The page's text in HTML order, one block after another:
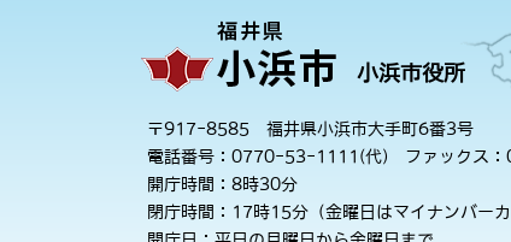
小浜市役所
〒917-8585 福井県小浜市大手町6番3号
電話番号：0770-53-1111(代) ファックス
開庁時間：8時30分
閉庁時間：17時15分（金曜日はマイナンバー